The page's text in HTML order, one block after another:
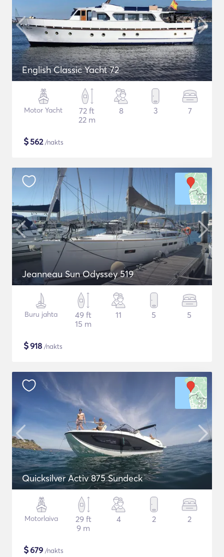
English Classic Yacht 72
Motor Yacht
72 ft
22 m
8 3 7
$562/nakts
Jeanneau Sun Odyssey 519
Buru jahta
49 ft
15 m
11 5 5
$918 /nakts
Quicksilver Activ 875 Sundeck
Motorlaiva
29 ft
9 m
4 2 2
$679 /nakts